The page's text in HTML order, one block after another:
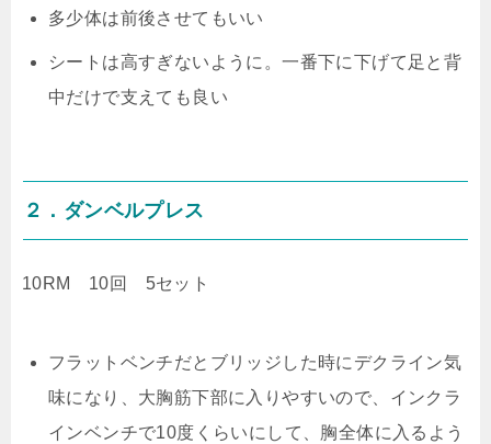
多少体は前後させてもいい
シートは高すぎないように。一番下に下げて足と背
中だけで支えても良い
２．ダンベルプレス
10RM 10回 5セット
フラットベンチだとブリッジした時にデクライン気
味になり、大胸筋下部に入りやすいので、インクラ
インベンチで10度くらいにして、胸全体に入るよう